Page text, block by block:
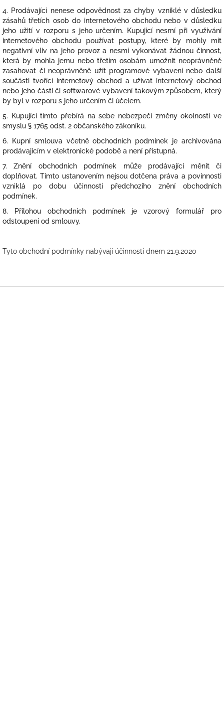
4. Prodávající nenese odpovědnost za chyby vzniklé v důsledku
zásahů třetích osob do internetového obchodu nebo v důsledku
jeho užití v rozporu s jeho určením. Kupující nesmí při využívání
internetového obchodu používat postupy, které by mohly mít
negativní vliv na jeho provoz a nesmí vykonávat žádnou činnost,
která by mohla jemu nebo třetím osobám umožnit neoprávněně
zasahovat či neoprávněně užít programové vybavení nebo další
součásti tvořící internetový obchod a užívat internetový obchod
nebo jeho části či softwarové vybavení takovým způsobem, který
by byl v rozporu s jeho určením či účelem.
5. Kupující tímto přebírá na sebe nebezpečí změny okolností ve
smyslu § 1765 odst. 2 občanského zákoníku.
6. Kupní smlouva včetně obchodních podmínek je archivována
prodávajícím v elektronické podobě a není přístupná.
7. Znění obchodních podmínek může prodávající měnit či
doplňovat. Tímto ustanovením nejsou dotčena práva a povinnosti
vzniklá po dobu účinnosti předchozího znění obchodních
podmínek.
8. Přílohou obchodních podmínek je vzorový formulář pro
odstoupení od smlouvy.
Tyto obchodní podmínky nabývají účinnosti dnem 21.9.2020